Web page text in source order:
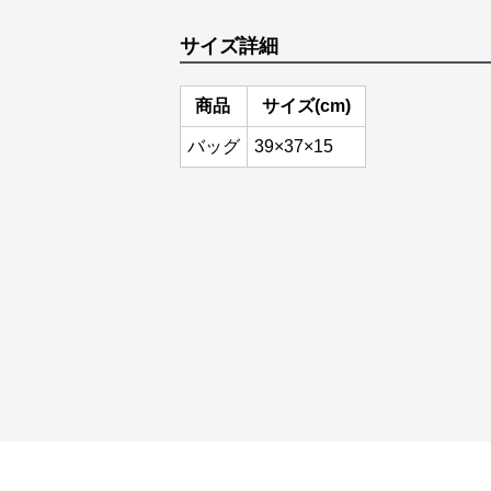
サイズ詳細
商品 サイズ(cm)
バッグ 39×37×15